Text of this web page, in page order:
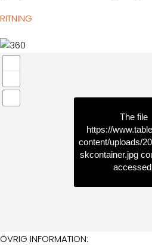
RITNING
The file
https://
content/uploads/
skcontainer.jpg
ÖVRIG INFORMATION: